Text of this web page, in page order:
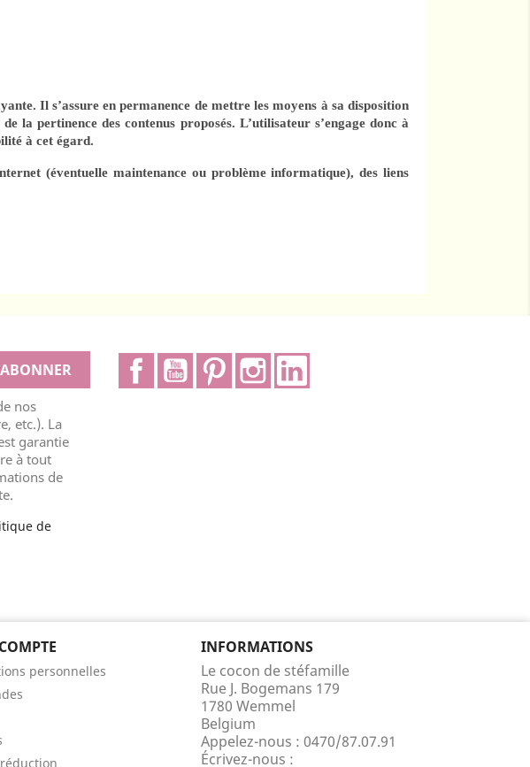
Il s’assure en permanence de mettre les moyens à sa disposition
la pertinence des contenus proposés. L’utilisateur s’engage donc à
à cet égard.
(éventuelle maintenance ou problème informatique), des liens
nos
etc.). La
garantie
à tout
de
de
FacebookYouTubePinterestInstagram
personnelles
INFORMATIONS
Le cocon de stéfamille
Rue J. Bogemans 179
1780 Wemmel
Belgium
Appelez-nous : 0470/87.07.91
Écrivez-nous :